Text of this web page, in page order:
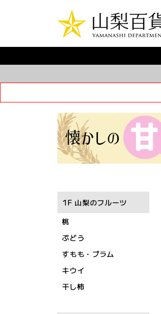
1F 山梨のフルーツ
桃
ぶどう
すもも・プラム
キウイ
干し柿